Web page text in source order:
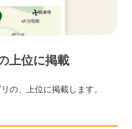
上位に掲載
の、上位に掲載します。